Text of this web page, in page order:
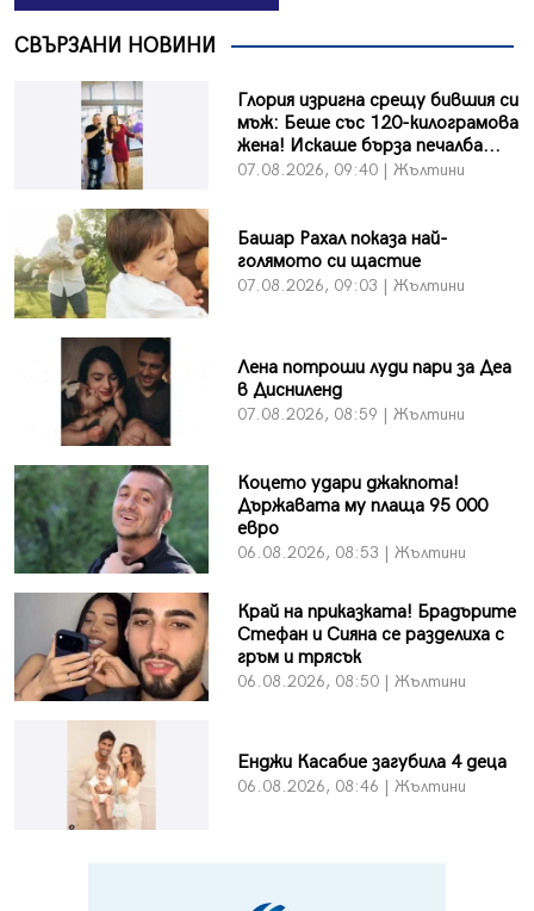
СВЪРЗАНИ НОВИНИ
Глория изригна срещу бившия си
мъж: Беше със 120-килограмова
жена! Искаше бърза печалба...
07.08.2026, 09:40 | Жълтини
Башар Рахал показа най-
голямото си щастие
07.08.2026, 09:03 | Жълтини
Лена потроши луди пари за Деа
в Дисниленд
07.08.2026, 08:59 | Жълтини
Коцето удари джакпота!
Държавата му плаща 95 000
евро
06.08.2026, 08:53 | Жълтини
Край на приказката! Брадърите
Стефан и Сияна се разделиха с
гръм и трясък
06.08.2026, 08:50 | Жълтини
Енджи Касабие загубила 4 деца
06.08.2026, 08:46 | Жълтини